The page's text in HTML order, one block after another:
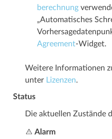
berechnung
„Automatisches
Agreement-Widget.
Weitere Informationen
unter Lizenzen.
Status
Die aktuellen Zustände
Alarm